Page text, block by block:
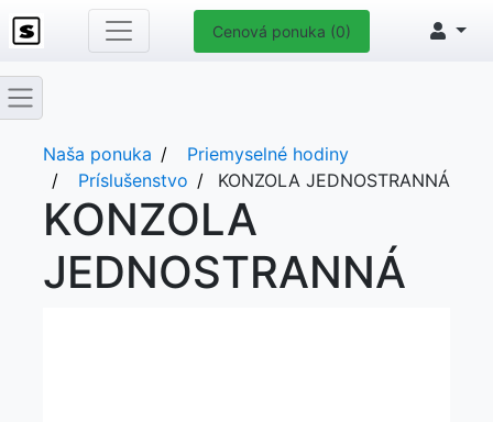
Cenová ponuka (0)
Naša ponuka
Priemyselné hodiny
Príslušenstvo
KONZOLA JEDNOSTRANNÁ
KONZOLA
JEDNOSTRANNÁ